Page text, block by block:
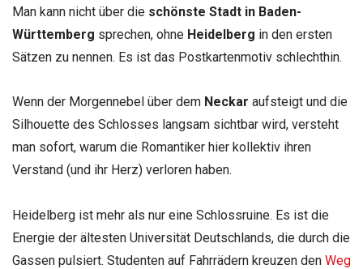
Man kann nicht über die schönste Stadt in Baden-
Württemberg sprechen, ohne Heidelberg in den ersten
Sätzen zu nennen. Es ist das Postkartenmotiv schlechthin.
Wenn der Morgennebel über dem Neckar aufsteigt und die
Silhouette des Schlosses langsam sichtbar wird, versteht
man sofort, warum die Romantiker hier kollektiv ihren
Verstand (und ihr Herz) verloren haben.
Heidelberg ist mehr als nur eine Schlossruine. Es ist die
Energie der ältesten Universität Deutschlands, die durch die
Gassen pulsiert. Studenten auf Fahrrädern kreuzen den Weg